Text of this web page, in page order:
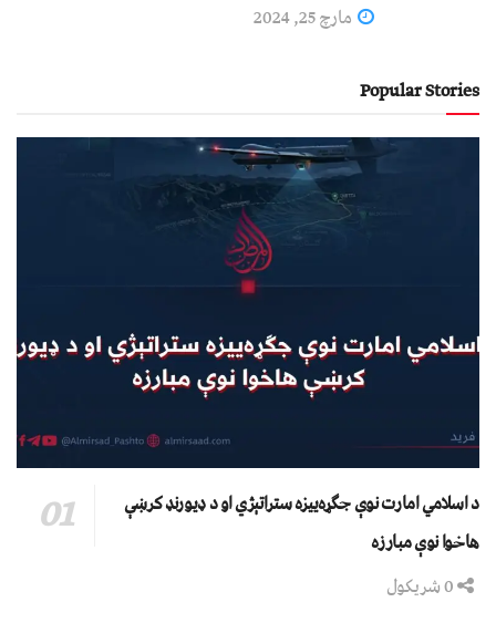
مارچ 25, 2024
Popular Stories
د اسلامي امارت نوې جګړه‌ییزه ستراتېژي او د ډیورنډ کرښې
هاخوا نوې مبارزه